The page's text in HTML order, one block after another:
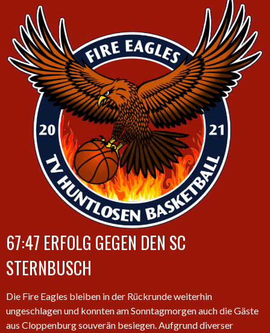
67:47 ERFOLG GEGEN DEN SC
STERNBUSCH
Die Fire Eagles bleiben in der Rückrunde weiterhin
ungeschlagen und konnten am Sonntagmorgen auch die Gäste
aus Cloppenburg souverän besiegen. Aufgrund diverser